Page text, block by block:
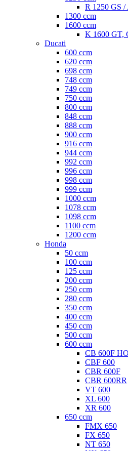
R 1250 GS
1300 ccm
1600 ccm
K 1600 GT,
Ducati
600 ccm
620 ccm
698 ccm
748 ccm
749 ccm
750 ccm
800 ccm
848 ccm
888 ccm
900 ccm
916 ccm
944 ccm
992 ccm
996 ccm
998 ccm
999 ccm
1000 ccm
1078 ccm
1098 ccm
1100 ccm
1200 ccm
Honda
50 ccm
100 ccm
125 ccm
200 ccm
250 ccm
280 ccm
350 ccm
400 ccm
450 ccm
500 ccm
600 ccm
CB 600F
CBF 600
CBR 600F
CBR 600RR
VT 600
XL 600
XR 600
650 ccm
FMX 650
FX 650
NT 650